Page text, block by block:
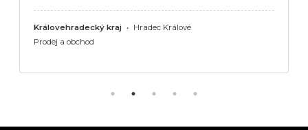
Královehradecký kraj • Hradec Králové
Prodej a obchod